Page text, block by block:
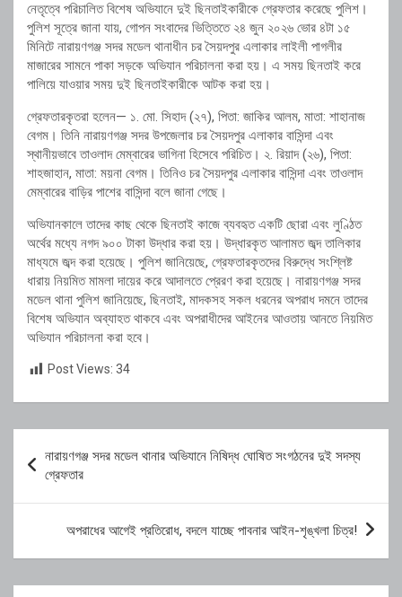
নেতৃত্বে পরিচালিত বিশেষ অভিযানে দুই ছিনতাইকারীকে গ্রেফতার করেছে পুলিশ।
পুলিশ সূত্রে জানা যায়, গোপন সংবাদের ভিত্তিতে ২৪ জুন ২০২৬ ভোর ৪টা ১৫
মিনিটে নারায়ণগঞ্জ সদর মডেল থানাধীন চর সৈয়দপুর এলাকার লাইলী পাগলীর
মাজারের সামনে পাকা সড়কে অভিযান পরিচালনা করা হয়। এ সময় ছিনতাই করে
পালিয়ে যাওয়ার সময় দুই ছিনতাইকারীকে আটক করা হয়।
গ্রেফতারকৃতরা হলেন— ১. মো. সিহাদ (২৭), পিতা: জাকির আলম, মাতা: শাহানাজ
বেগম। তিনি নারায়ণগঞ্জ সদর উপজেলার চর সৈয়দপুর এলাকার বাসিন্দা এবং
স্থানীয়ভাবে তাওলাদ মেম্বারের ভাগিনা হিসেবে পরিচিত। ২. রিয়াদ (২৬), পিতা:
শাহজাহান, মাতা: ময়না বেগম। তিনিও চর সৈয়দপুর এলাকার বাসিন্দা এবং তাওলাদ
মেম্বারের বাড়ির পাশের বাসিন্দা বলে জানা গেছে।
অভিযানকালে তাদের কাছ থেকে ছিনতাই কাজে ব্যবহৃত একটি ছোরা এবং লুণ্ঠিত
অর্থের মধ্যে নগদ ৯০০ টাকা উদ্ধার করা হয়। উদ্ধারকৃত আলামত জব্দ তালিকার
মাধ্যমে জব্দ করা হয়েছে। পুলিশ জানিয়েছে, গ্রেফতারকৃতদের বিরুদ্ধে সংশ্লিষ্ট
ধারায় নিয়মিত মামলা দায়ের করে আদালতে প্রেরণ করা হয়েছে। নারায়ণগঞ্জ সদর
মডেল থানা পুলিশ জানিয়েছে, ছিনতাই, মাদকসহ সকল ধরনের অপরাধ দমনে তাদের
বিশেষ অভিযান অব্যাহত থাকবে এবং অপরাধীদের আইনের আওতায় আনতে নিয়মিত
অভিযান পরিচালনা করা হবে।
Post Views: 34
navigation
নারায়ণগঞ্জ সদর মডেল থানার অভিযানে নিষিদ্ধ ঘোষিত সংগঠনের দুই সদস্য
গ্রেফতার
অপরাধের আগেই প্রতিরোধ, বদলে যাচ্ছে পাবনার আইন-শৃঙ্খলা চিত্র!